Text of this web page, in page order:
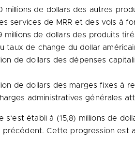
millions de dollars des autres
services de MRR et des vols à
millions de dollars des produits
taux de change du dollar
de dollars des dépenses
de dollars des marges fixes à
administratives générales
s’est établi à (15,8) millions de
Cette progression est